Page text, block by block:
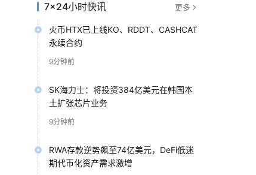
7×24小时快讯 更多
火币HTX已上线KO、RDDT、CASHCAT
永续合约
9分钟前
SK海力士：将投资384亿美元在韩国本
土扩张芯片业务
9分钟前
RWA存款逆势飙至74亿美元，DeFi低迷
期代币化资产需求激增